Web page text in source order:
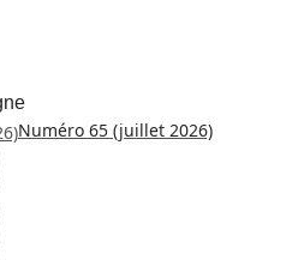
Numéro 65 (juillet 2026)